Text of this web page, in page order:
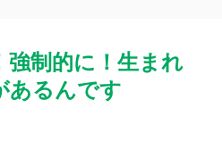
制的に！生まれ
あるんです